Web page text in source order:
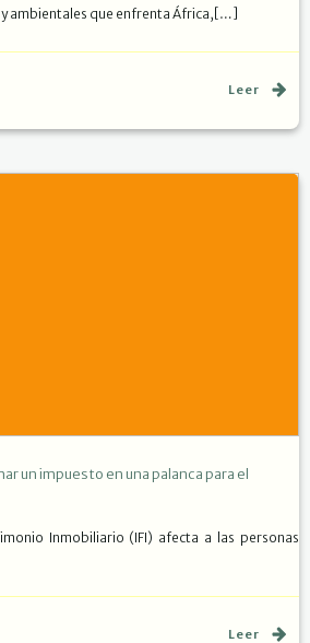
ambientales que enfrenta África,[…]
Leer
un impuesto en una palanca para el
Inmobiliario (IFI) afecta a las personas
Leer